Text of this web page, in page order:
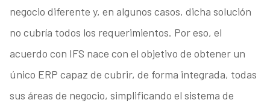
negocio diferente y, en algunos casos, dicha solución
no cubría todos los requerimientos. Por eso, el
acuerdo con IFS nace con el objetivo de obtener un
único ERP capaz de cubrir, de forma integrada, todas
sus áreas de negocio, simplificando el sistema de